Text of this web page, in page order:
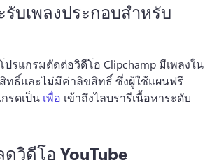
บเพลงประกอบสำหรับ
ปรแกรมตัดต่อวิดีโอ Clipchamp มีเพลงใน
ทธิ์และไม่มีค่าลิขสิทธิ์ ซึ่งผู้ใช้แผนฟรี
กรดเป็น เพื่อ เข้าถึงไลบรารีเนื้อหาระดับ
วิดีโอ YouTube